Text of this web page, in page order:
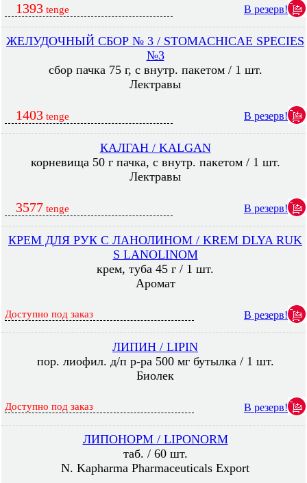
1393 tenge В резерв!
ЖЕЛУДОЧНЫЙ СБОР № 3 / STOMACHICAE SPECIES
№3
сбор пачка 75 г, с внутр. пакетом / 1 шт.
Лектравы
1403 tenge В резерв!
КАЛГАН / KALGAN
корневища 50 г пачка, с внутр. пакетом / 1 шт.
Лектравы
3577 tenge В резерв!
КРЕМ ДЛЯ РУК С ЛАНОЛИНОМ / KREM DLYA RUK
S LANOLINOM
крем, туба 45 г / 1 шт.
Аромат
Доступно под заказ В резерв!
ЛИПИН / LIPIN
пор. лиофил. д/п р-ра 500 мг бутылка / 1 шт.
Биолек
Доступно под заказ В резерв!
ЛИПОНОРМ / LIPONORM
таб. / 60 шт.
N. Kapharma Pharmaceuticals Export